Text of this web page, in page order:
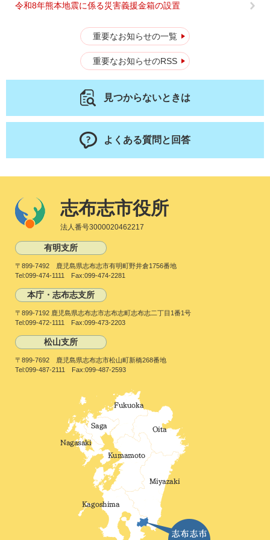
令和8年熊本地震に係る災害義援金箱の設置
重要なお知らせの一覧
重要なお知らせのRSS
見つからないときは
よくある質問と回答
志布志市役所
法人番号3000020462217
有明支所
〒899-7492 鹿児島県志布志市有明町野井倉1756番地
Tel:099-474-1111 Fax:099-474-2281
本庁・志布志支所
〒899-7192 鹿児島県志布志市志布志町志布志二丁目1番1号
Tel:099-472-1111 Fax:099-473-2203
松山支所
〒899-7692 鹿児島県志布志市松山町新橋268番地
Tel:099-487-2111 Fax:099-487-2593